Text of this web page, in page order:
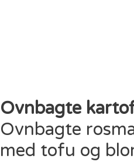
Ovnbagte
Ovnbagte
med tofu og